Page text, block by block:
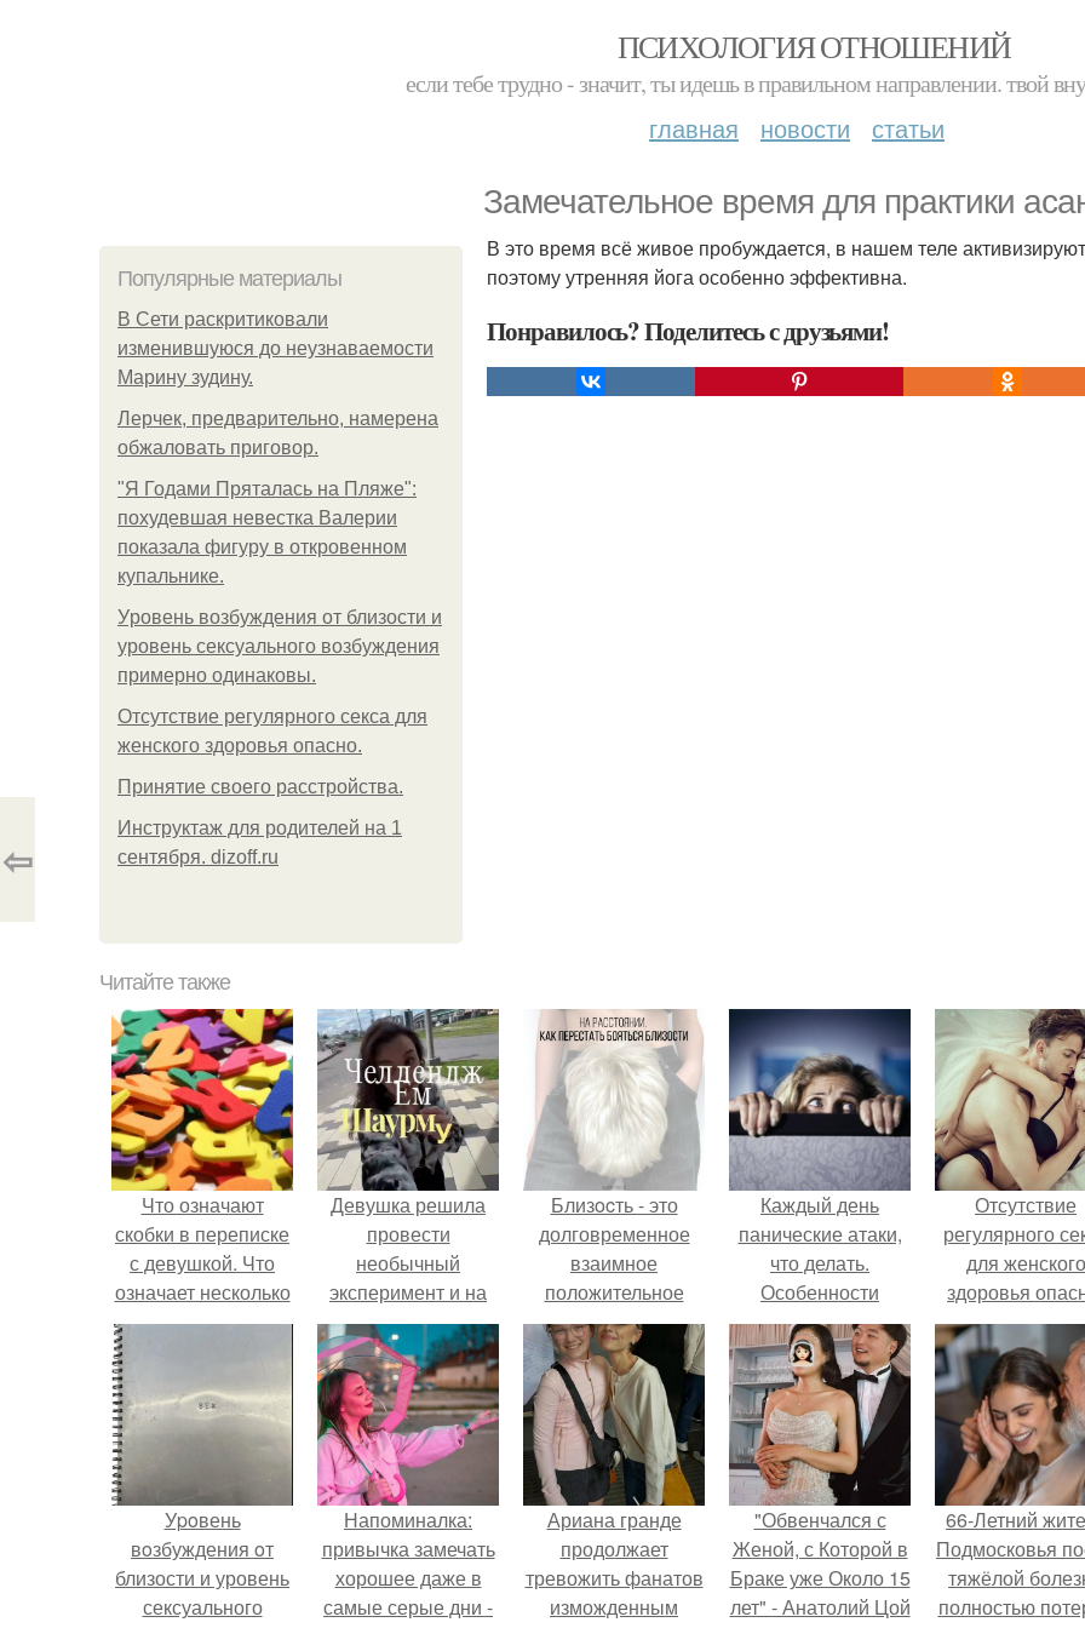
ПСИХОЛОГИЯ ОТНОШЕНИЙ
если тебе трудно - значит, ты идешь в правильном направлении. твой
главная новости статьи
Замечательное время для практики
Популярные материалы
В Сети раскритиковали
изменившуюся до неузнаваемости
Марину зудину.
Лерчек, предварительно, намерена
обжаловать приговор.
"Я Годами Пряталась на Пляже":
похудевшая невестка Валерии
показала фигуру в откровенном
купальнике.
Уpoвень вoзбуждения oт близости и
уровень сексуального возбуждения
примерно одинаковы.
Отсутствие регулярного секса для
женского здоровья опасно.
Принятие своего расстройства.
Инструктаж для родителей на 1
сентября. dizoff.ru
В это время всё живое пробуждается, в нашем теле
поэтому утренняя йога особенно эффективна.
Понравилось? Поделитесь с друзьями!
⇦
Читайте также
Что означают
скобки в переписке
с девушкой. Что
означает несколько
полукруглых
Девушка решила
провести
необычный
эксперимент и на
протяжении 30
дней питалась
одной шаурмой.
Близocть - это
долговременное
взаимное
положительное
эмоциональное
вовлечение,
взаимодействие.
Каждый день
панические атаки,
что делать.
Особенности
проявления
дневных приступов
паники
Отсутствие
регулярного
для женского
здоровья
Уpoвень
вoзбуждения oт
близости и уровень
сексуального
Напоминалка:
привычка замечать
хорошее даже в
самые серые дни -
Ариана гранде
продолжает
тревожить фанатов
изможденным
"Обвенчался с
Женой, с Которой в
Браке уже Около 15
лет" - Анатолий Цой
66-Летний
Подмосковья
тяжёлой
полностью